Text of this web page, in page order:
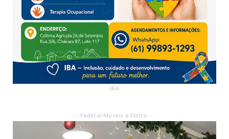
IBA
- Federal Móveis e Eletro: -